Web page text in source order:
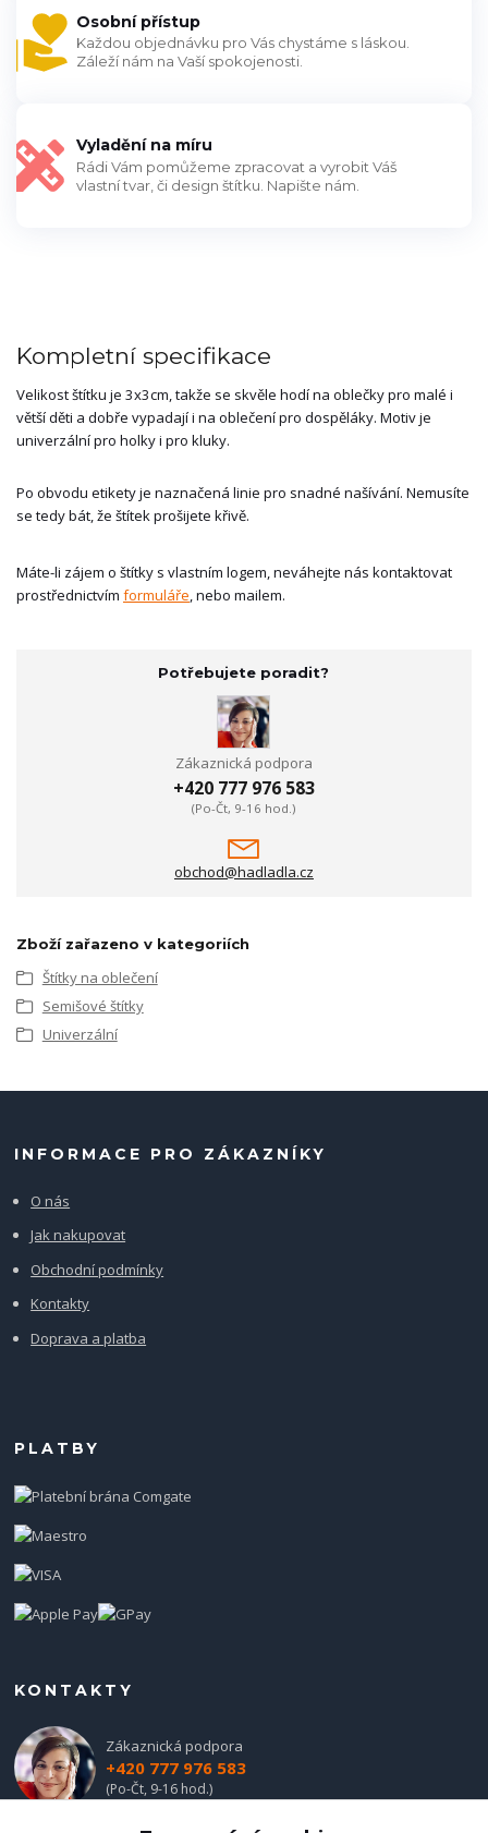
Osobní přístup
Každou objednávku pro Vás chystáme s láskou.
Záleží nám na Vaší spokojenosti.
Vyladění na míru
Rádi Vám pomůžeme zpracovat a vyrobit Váš
vlastní tvar, či design štítku. Napište nám.
Kompletní specifikace
Velikost štítku je 3x3cm, takže se skvěle hodí na oblečky pro malé i
větší děti a dobře vypadají i na oblečení pro dospěláky. Motiv je
univerzální pro holky i pro kluky.
Po obvodu etikety je naznačená linie pro snadné našívání. Nemusíte
se tedy bát, že štítek prošijete křivě.
Máte-li zájem o štítky s vlastním logem, neváhejte nás kontaktovat
prostřednictvím formuláře, nebo mailem.
Potřebujete poradit?
Zákaznická podpora
+420 777 976 583
(Po-Čt, 9-16 hod.)
obchod@hadladla.cz
Zboží zařazeno v kategoriích
Štítky na oblečení
Semišové štítky
Univerzální
INFORMACE PRO ZÁKAZNÍKY
O nás
Jak nakupovat
Obchodní podmínky
Kontakty
Doprava a platba
PLATBY
KONTAKTY
Zákaznická podpora
+420 777 976 583
(Po-Čt, 9-16 hod.)